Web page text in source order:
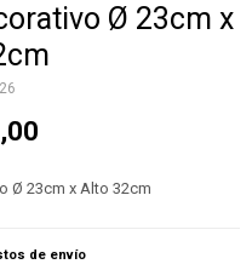
Ø 23cm x
Ø 23cm x Alto 32cm
de envío